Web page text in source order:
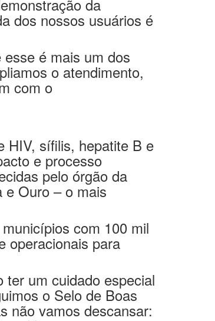
é mais um dos
o atendimento,
com o
sífilis, hepatite B e
e processo
pelo órgão da
e Ouro – o mais
com 100 mil
operacionais para
um cuidado especial
o Selo de Boas
vamos descansar:
Neto.